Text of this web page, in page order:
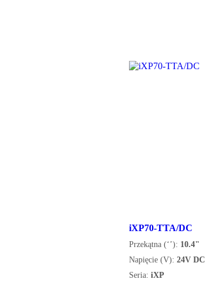
iXP70-TTA/DC
Przekątna (‘’): 10.4"
Napięcie (V): 24V DC
Seria: iXP